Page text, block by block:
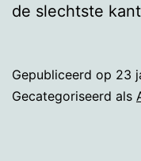
de slechtste
Gepubliceerd op 23
Gecategoriseerd als